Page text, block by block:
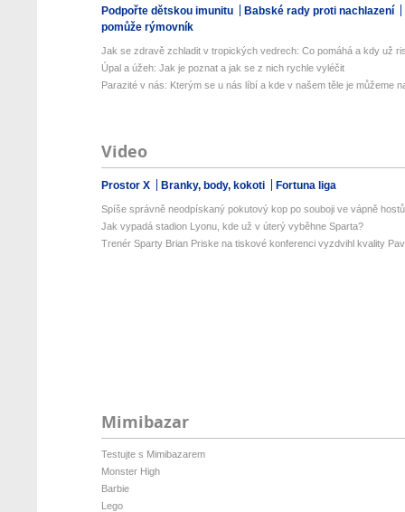
Podpořte dětskou imunitu
Babské rady proti nachlazení
pomůže rýmovník
Jak se zdravě zchladit v tropických vedrech: Co pomáhá a kdy už
Úpal a úžeh: Jak je poznat a jak se z nich rychle vyléčit
Parazité v nás: Kterým se u nás líbí a kde v našem těle je můžeme
Video
Prostor X Branky, body, kokoti Fortuna liga
Spíše správně neodpískaný pokutový kop po souboji ve vápně hostů
Jak vypadá stadion Lyonu, kde už v úterý vyběhne Sparta?
Trenér Sparty Brian Priske na tiskové konferenci vyzdvihl kvality
Mimibazar
Testujte s Mimibazarem
Monster High
Barbie
Lego